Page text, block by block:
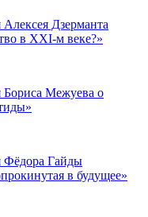
Дзерманта
в XXI-м веке?»
Бориса Межуева о
Фёдора Гайды
в будущее»